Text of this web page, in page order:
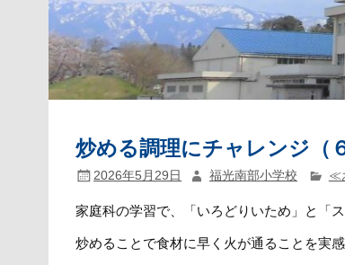
炒める調理にチャレンジ（
2026年5月29日 福光南部小学校 ≪
家庭科の学習で、「いろどりいため」と「
炒めることで食材に早く火が通ることを実